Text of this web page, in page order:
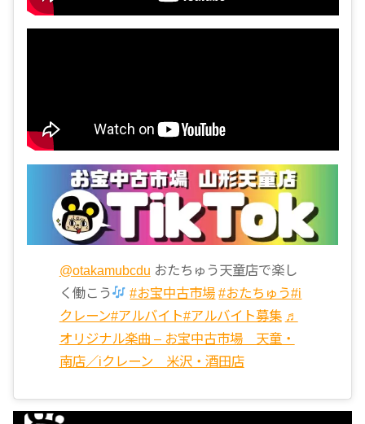
@otakamubcdu おたちゅう天童店で楽し
く働こう
#お宝中古市場 #おたちゅう#i
クレーン#アルバイト#アルバイト募集 ♬
オリジナル楽曲 – お宝中古市場 天童・
南店／iクレーン 米沢・酒田店